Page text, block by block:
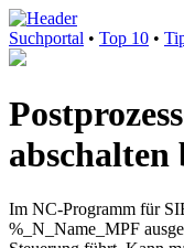
Suchportal • Top 10 •
Im NC-Programm für
%_N_Name_MPF